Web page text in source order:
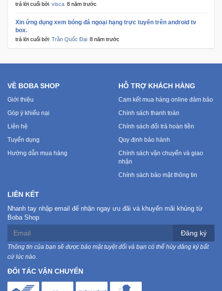
trả lời cuối bởi visca 8 năm trước
Xin ứng dụng xem bóng đá ngoại hạng trực tuyến trên android tv
box.
trả lời cuối bởi Trần Quốc Đại 8 năm trước
VỀ BOBA SHOP
Giới thiệu
Góp ý khiếu nại
Liên hệ
Tuyển dụng
Hướng dẫn mua hàng
HỖ TRỢ KHÁCH HÀNG
Cam kết mua hàng online đảm bảo
Chính sách thanh toán
Chính sách đổi trả hoàn tiền
Quy định bảo hành
Chính sách vận chuyển và giao
nhận
Chính sách bảo mật thông tin
LIÊN KẾT
Nhanh tay nhập email để nhận ngay ưu đãi và khuyến mãi khủng từ
Boba Shop
Đăng ký
Thông tin của bạn sẽ được bảo mật tuyệt đối và bạn có thể hủy đăng ký bất
cứ lúc nào.
ĐỐI TÁC VẬN CHUYỂN